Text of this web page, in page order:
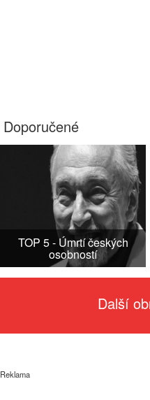
Doporučené
TOP 5 - Úmrtí českých
osobností
Další
Reklama